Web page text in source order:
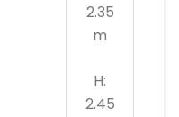
2.35
m
H:
2.45